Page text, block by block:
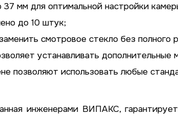
мм для оптимальной настройки
до 10 штук;
смотровое стекло без полного
устанавливать
позволяют использовать любые
инженерами ВИПАКС,